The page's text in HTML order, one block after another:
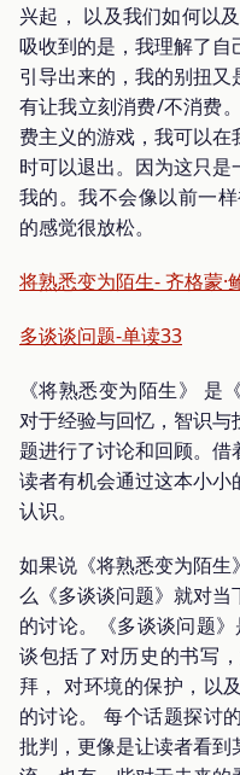
兴起， 以及我们如何以
吸收到的是，我理解了
引导出来的，我的别扭
有让我立刻消费/不消费
费主义的游戏，我可以
时可以退出。因为这只
我的。我不会像以前一
的感觉很放松。
将熟悉变为陌生- 齐格蒙·
多谈谈问题-单读33
《将熟悉变为陌生》 是
对于经验与回忆，智识
题进行了讨论和回顾。借
读者有机会通过这本小
认识。
如果说《将熟悉变为陌
么《多谈谈问题》就对当
的讨论。《多谈谈问题
谈包括了对历史的书写
拜， 对环境的保护，以
的讨论。 每个话题探讨
批判，更像是让读者看